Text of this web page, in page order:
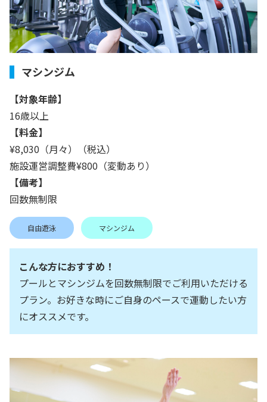
マシンジム
【対象年齢】
16歳以上
【料金】
¥8,030（月々）（税込）
施設運営調整費¥800（変動あり）
【備考】
回数無制限
自由遊泳 マシンジム
こんな方におすすめ！
プールとマシンジムを回数無制限でご利用いただける
プラン。お好きな時にご自身のペースで運動したい方
にオススメです。